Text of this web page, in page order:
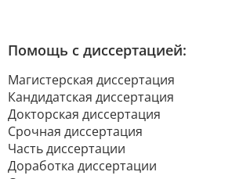
Помощь с диссертацией:
Магистерская диссертация
Кандидатская диссертация
Докторская диссертация
Срочная диссертация
Часть диссертации
Доработка диссертации